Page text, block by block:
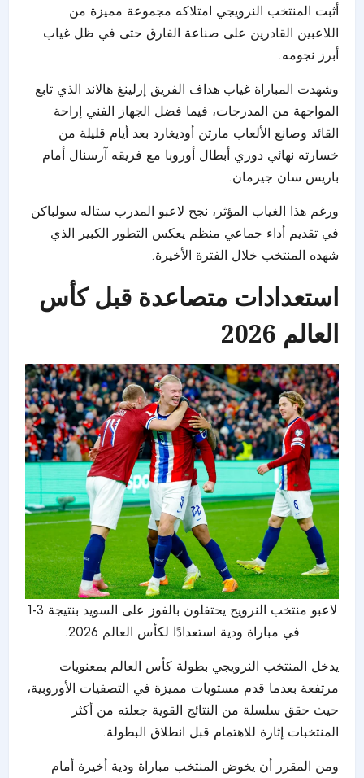
أثبت المنتخب النرويجي امتلاكه مجموعة مميزة من
اللاعبين القادرين على صناعة الفارق حتى في ظل غياب
أبرز نجومه.
وشهدت المباراة غياب هداف الفريق إرلينغ هالاند الذي تابع
المواجهة من المدرجات، فيما فضل الجهاز الفني إراحة
القائد وصانع الألعاب مارتن أوديغارد بعد أيام قليلة من
خسارته نهائي دوري أبطال أوروبا مع فريقه آرسنال أمام
باريس سان جيرمان.
ورغم هذا الغياب المؤثر، نجح لاعبو المدرب ستاله سولباكن
في تقديم أداء جماعي منظم يعكس التطور الكبير الذي
شهده المنتخب خلال الفترة الأخيرة.
استعدادات متصاعدة قبل كأس
العالم 2026
لاعبو منتخب النرويج يحتفلون بالفوز على السويد بنتيجة 3-1
في مباراة ودية استعدادًا لكأس العالم 2026.
يدخل المنتخب النرويجي بطولة كأس العالم بمعنويات
مرتفعة بعدما قدم مستويات مميزة في التصفيات الأوروبية،
حيث حقق سلسلة من النتائج القوية جعلته من أكثر
المنتخبات إثارة للاهتمام قبل انطلاق البطولة.
ومن المقرر أن يخوض المنتخب مباراة ودية أخيرة أمام